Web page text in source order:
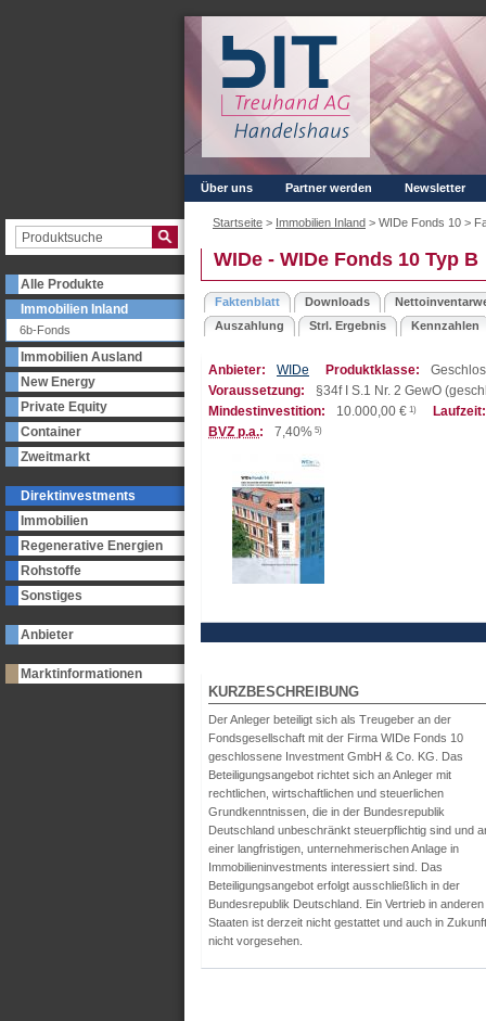
Alle Produkte
Immobilien Inland
6b-Fonds
Immobilien Ausland
New Energy
Private Equity
Container
Zweitmarkt
Direktinvestments
Immobilien
Regenerative Energien
Rohstoffe
Sonstiges
Anbieter
Marktinformationen
Über uns Partner werden Newsletter
Startseite > Immobilien Inland > WIDe Fonds 10 >
WIDe - WIDe Fonds 10 Typ B
Faktenblatt Downloads
Auszahlung
Strl. Ergebnis Kennzahlen
Anbieter: WIDe Produktklasse:
Voraussetzung:
§34f I S.1 Nr. 2 GewO
Mindestinvestition:
10.000,00 € 1)
Laufzeit:
BVZ p.a.: 7,40% 5)
KURZBESCHREIBUNG
Der Anleger beteiligt sich als Treugeber an der
Fondsgesellschaft mit der Firma WIDe Fonds 10
geschlossene Investment GmbH & Co. KG. Das
Beteiligungsangebot richtet sich an Anleger mit
rechtlichen, wirtschaftlichen und steuerlichen
Grundkenntnissen, die in der Bundesrepublik
Deutschland unbeschränkt steuerpflichtig sind und
einer langfristigen, unternehmerischen Anlage in
Immobilieninvestments interessiert sind. Das
Beteiligungsangebot erfolgt ausschließlich in der
Bundesrepublik Deutschland. Ein Vertrieb in anderen
Staaten ist derzeit nicht gestattet und auch in Zukunft
nicht vorgesehen.